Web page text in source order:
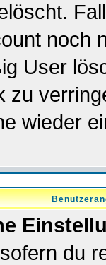
noch
User
zu
wieder
du